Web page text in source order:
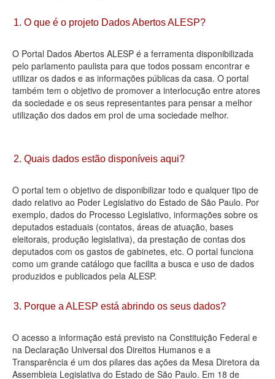
Dados Governamentais Abertos
Planejamento
Catálogo de dados
Processo Legislativo
Deputados Estaduais
Agenda
Perguntas frequentes
Contato
1. O que é o projeto Dados Abertos ALESP?
O Portal Dados Abertos ALESP é a ferramenta disponibilizada
pelo parlamento paulista para que todos possam encontrar e
utilizar os dados e as informações públicas da casa. O portal
também tem o objetivo de promover a interlocução entre atores
da sociedade e os seus representantes para pensar a melhor
utilização dos dados em prol de uma sociedade melhor.
2. Quais dados estão disponíveis aqui?
O portal tem o objetivo de disponibilizar todo e qualquer tipo de
dado relativo ao Poder Legislativo do Estado de São Paulo. Por
exemplo, dados do Processo Legislativo, informações sobre os
deputados estaduais (contatos, áreas de atuação, bases
eleitorais, produção legislativa), da prestação de contas dos
deputados com os gastos de gabinetes, etc. O portal funciona
como um grande catálogo que facilita a busca e uso de dados
produzidos e publicados pela ALESP.
3. Porque a ALESP está abrindo os seus dados?
O acesso a informação está previsto na Constituição Federal e
na Declaração Universal dos Direitos Humanos e a
Transparência é um dos pilares das ações da Mesa Diretora da
Assembleia Legislativa do Estado de São Paulo. Em 18 de